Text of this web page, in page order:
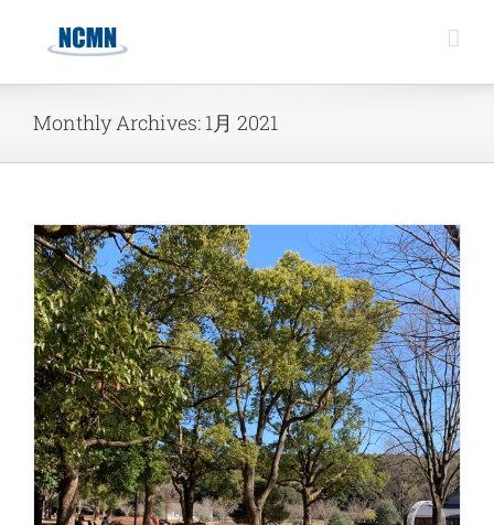
Monthly Archives:1月 2021